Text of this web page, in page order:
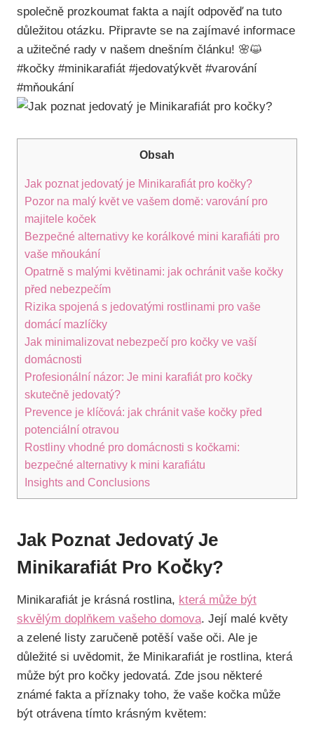
společně prozkoumat fakta a najít odpověď na tuto
důležitou otázku. Připravte se na zajímavé informace
a užitečné rady v našem dnešním článku! 🌸😺
#kočky #minikarafiát #jedovatýkvět #varování
#mňoukání
Obsah
Jak poznat jedovatý je Minikarafiát pro kočky?
Pozor na malý květ ve vašem domě: varování pro
majitele koček
Bezpečné alternativy ke korálkové mini karafiáti pro
vaše mňoukání
Opatrně s malými květinami: jak ochránit vaše kočky
před nebezpečím
Rizika spojená s jedovatými rostlinami pro vaše
domácí mazlíčky
Jak minimalizovat nebezpečí pro kočky ve vaší
domácnosti
Profesionální názor: Je mini karafiát pro kočky
skutečně jedovatý?
Prevence je klíčová: jak chránit vaše kočky před
potenciální otravou
Rostliny vhodné pro domácnosti s kočkami:
bezpečné alternativy k mini karafiátu
Insights and Conclusions
Jak Poznat Jedovatý Je
Minikarafiát Pro Kočky?
Minikarafiát je krásná rostlina, která může být
skvělým doplňkem vašeho domova. Její malé květy
a zelené listy zaručeně potěší vaše oči. Ale je
důležité si uvědomit, že Minikarafiát je rostlina, která
může být pro kočky jedovatá. Zde jsou některé
známé fakta a příznaky toho, že vaše kočka může
být otrávena tímto krásným květem: